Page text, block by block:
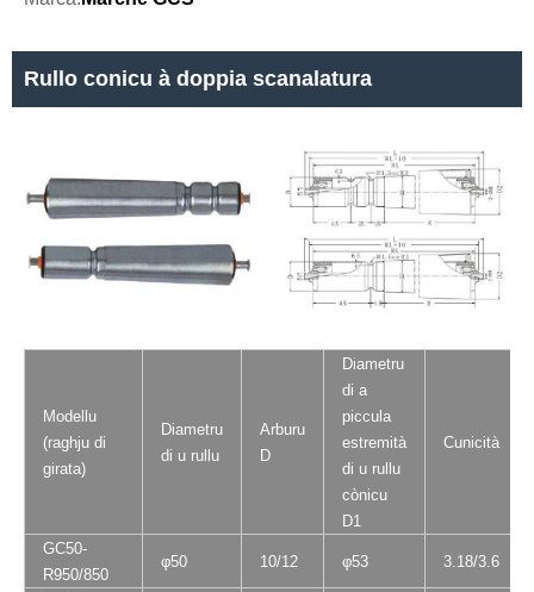
Rullo conicu à doppia scanalatura
Modellu
(raghju di
girata)
Diametru
di u rullu
Arburu
D
Diametru
di a
piccula
estremità
di u rullu
cònicu
D1
Cunicità
GC50-
R950/850
φ50 10/12 φ53 3.18/3.6